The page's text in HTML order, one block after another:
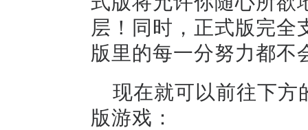
层！同时，正式版完
版里的每一分努力都不
现在就可以前往下
版游戏：